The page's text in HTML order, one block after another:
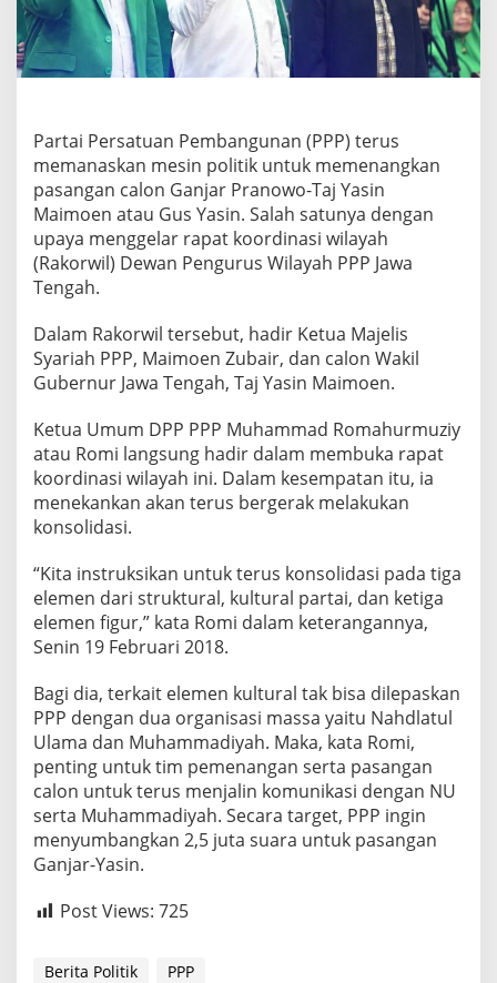
n
D
u
e
a
n
j
a
r
a
n
s
a
s
n
Partai Persatuan Pembangunan (PPP) terus
memanaskan mesin politik untuk memenangkan
pasangan calon Ganjar Pranowo-Taj Yasin
Maimoen atau Gus Yasin. Salah satunya dengan
upaya menggelar rapat koordinasi wilayah
(Rakorwil) Dewan Pengurus Wilayah PPP Jawa
Tengah.
Dalam Rakorwil tersebut, hadir Ketua Majelis
Syariah PPP, Maimoen Zubair, dan calon Wakil
Gubernur Jawa Tengah, Taj Yasin Maimoen.
Ketua Umum DPP PPP Muhammad Romahurmuziy
atau Romi langsung hadir dalam membuka rapat
koordinasi wilayah ini. Dalam kesempatan itu, ia
menekankan akan terus bergerak melakukan
konsolidasi.
“Kita instruksikan untuk terus konsolidasi pada tiga
elemen dari struktural, kultural partai, dan ketiga
elemen figur,” kata Romi dalam keterangannya,
Senin 19 Februari 2018.
Bagi dia, terkait elemen kultural tak bisa dilepaskan
PPP dengan dua organisasi massa yaitu Nahdlatul
Ulama dan Muhammadiyah. Maka, kata Romi,
penting untuk tim pemenangan serta pasangan
calon untuk terus menjalin komunikasi dengan NU
serta Muhammadiyah. Secara target, PPP ingin
menyumbangkan 2,5 juta suara untuk pasangan
Ganjar-Yasin.
Post Views: 725
Berita Politik PPP